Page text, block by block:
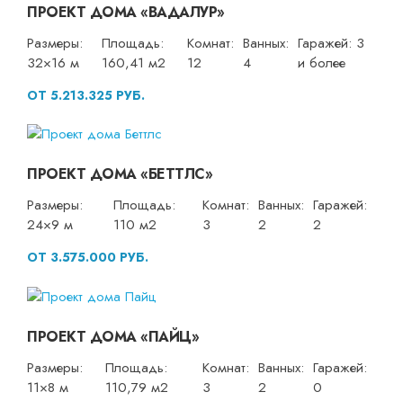
ПРОЕКТ ДОМА «ВАДАЛУР»
Размеры:
32×16 м
Площадь:
160,41 м2
Комнат:
12
Ванных:
4
Гаражей: 3
и более
ОТ 5.213.325 РУБ.
ПРОЕКТ ДОМА «БЕТТЛС»
Размеры:
24×9 м
Площадь:
110 м2
Комнат:
3
Ванных:
2
Гаражей:
2
ОТ 3.575.000 РУБ.
ПРОЕКТ ДОМА «ПАЙЦ»
Размеры:
11×8 м
Площадь:
110,79 м2
Комнат:
3
Ванных:
2
Гаражей:
0